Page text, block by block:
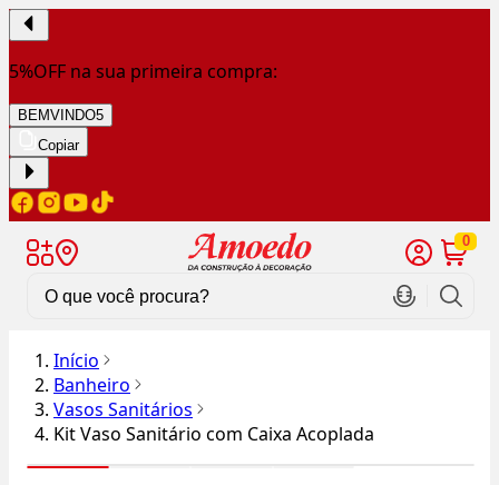
5%OFF na sua primeira compra:
BEMVINDO5
Copiar
0
Início
Banheiro
Vasos Sanitários
Kit Vaso Sanitário com Caixa Acoplada